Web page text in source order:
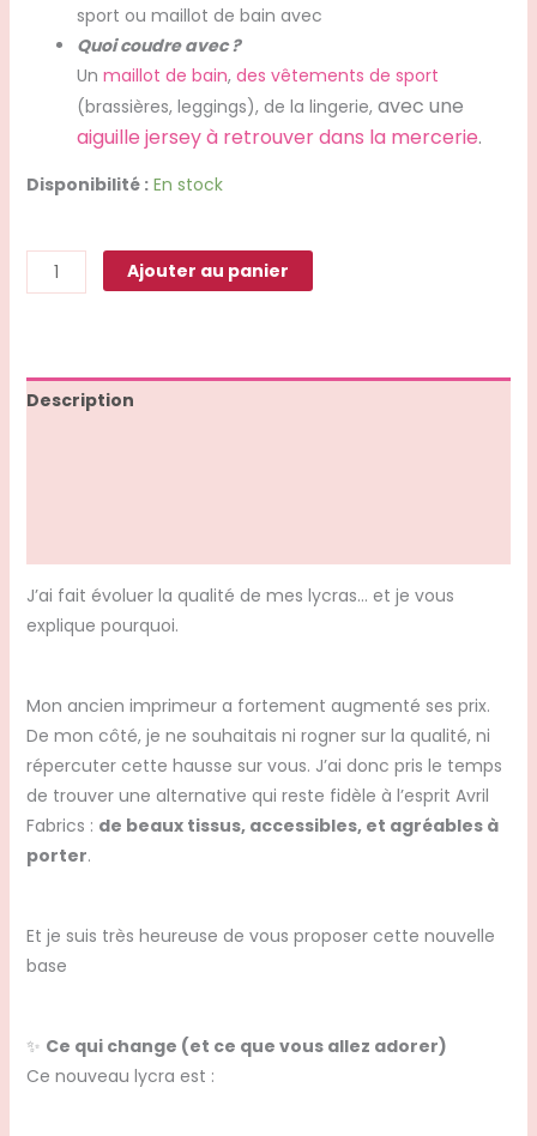
sport ou maillot de bain avec
Quoi coudre avec ?
Un maillot de bain, des vêtements de sport
(brassières, leggings), de la lingerie, avec une
aiguille jersey à retrouver dans la mercerie.
Disponibilité : En stock
Ajouter au panier
Description
J’ai fait évoluer la qualité de mes lycras… et je vous
explique pourquoi.
Mon ancien imprimeur a fortement augmenté ses prix.
De mon côté, je ne souhaitais ni rogner sur la qualité, ni
répercuter cette hausse sur vous. J’ai donc pris le temps
de trouver une alternative qui reste fidèle à l’esprit Avril
Fabrics : de beaux tissus, accessibles, et agréables à
porter.
Et je suis très heureuse de vous proposer cette nouvelle
base
✨ Ce qui change (et ce que vous allez adorer)
Ce nouveau lycra est :